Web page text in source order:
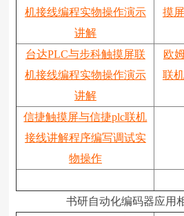
机接线编程实物操作演示
讲解
摸
台达PLC与步科触摸屏联
机接线编程实物操作演示
讲解
欧
联
信捷触摸屏与信捷plc联机
接线讲解程序编写调试实
物操作
书研自动化编码器应用